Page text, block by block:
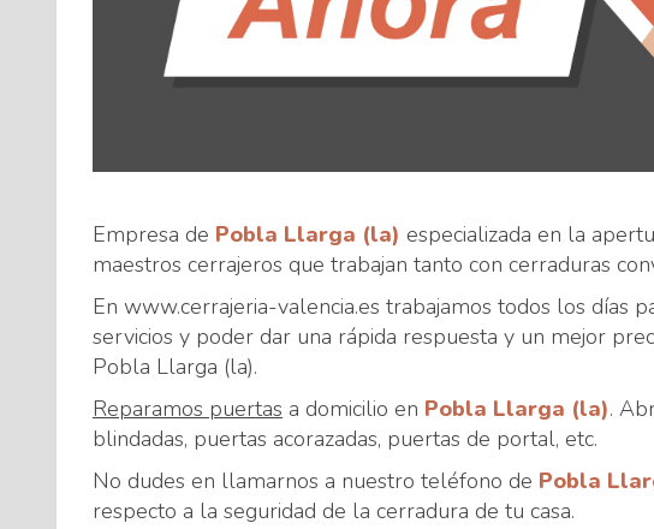
Empresa de Pobla Llarga (la) especializada en la
maestros cerrajeros que trabajan tanto con cerraduras
En www.cerrajeria-valencia.es trabajamos todos los días
servicios y poder dar una rápida respuesta y un mejor
Pobla Llarga (la).
Reparamos puertas a domicilio en Pobla Llarga (la).
blindadas, puertas acorazadas, puertas de portal, etc.
No dudes en llamarnos a nuestro teléfono de Pobla
respecto a la seguridad de la cerradura de tu casa.